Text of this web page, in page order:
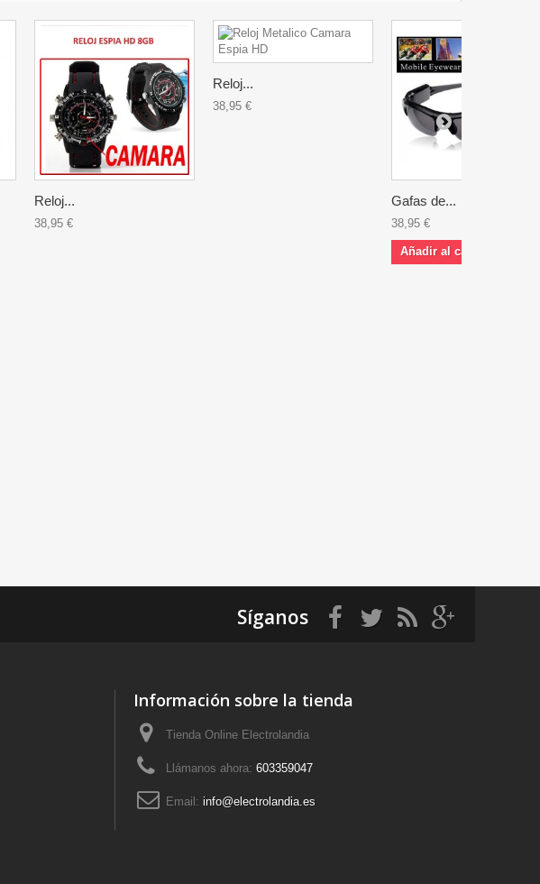
Reloj...
38,95 €
Reloj...
38,95 €
Gafas de...
38,95 €
Añadir al carrito
Síganos
Información sobre la tienda
Tienda Online Electrolandia
Llámanos ahora: 603359047
Email: info@electrolandia.es